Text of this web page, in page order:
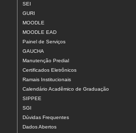
SEI
GURI
MOODLE
MOODLE EAD
Painel de Serviços
GAUCHA
Manutenção Predial
Certificados Eletrônicos
Ramais Institucionais
Calendário Acadêmico de Graduação
SIPPEE
SGI
Dúvidas Frequentes
Dados Abertos